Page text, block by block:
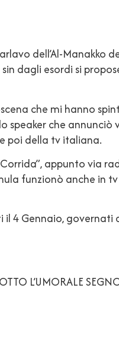
dell’Al-Manakko
dagli esordi si
che mi hanno
che annunciò
poi della tv italiana.
appunto via
funzionò anche in
il 4 Gennaio,
L’UMORALE